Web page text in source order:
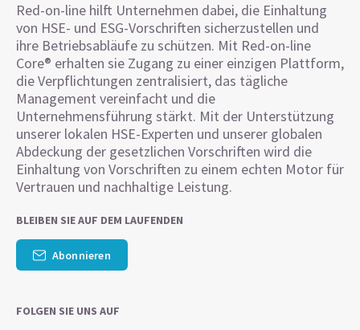
Red-on-line hilft Unternehmen dabei, die Einhaltung
von HSE- und ESG-Vorschriften sicherzustellen und
ihre Betriebsabläufe zu schützen. Mit Red-on-line
Core® erhalten sie Zugang zu einer einzigen Plattform,
die Verpflichtungen zentralisiert, das tägliche
Management vereinfacht und die
Unternehmensführung stärkt. Mit der Unterstützung
unserer lokalen HSE-Experten und unserer globalen
Abdeckung der gesetzlichen Vorschriften wird die
Einhaltung von Vorschriften zu einem echten Motor für
Vertrauen und nachhaltige Leistung.
BLEIBEN SIE AUF DEM LAUFENDEN
Abonnieren
FOLGEN SIE UNS AUF